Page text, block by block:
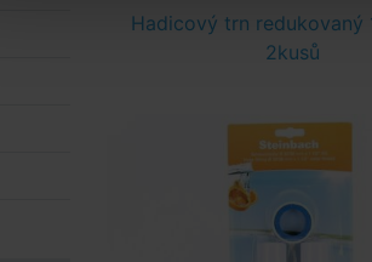
Hadicový trn redukovaný
2kusů